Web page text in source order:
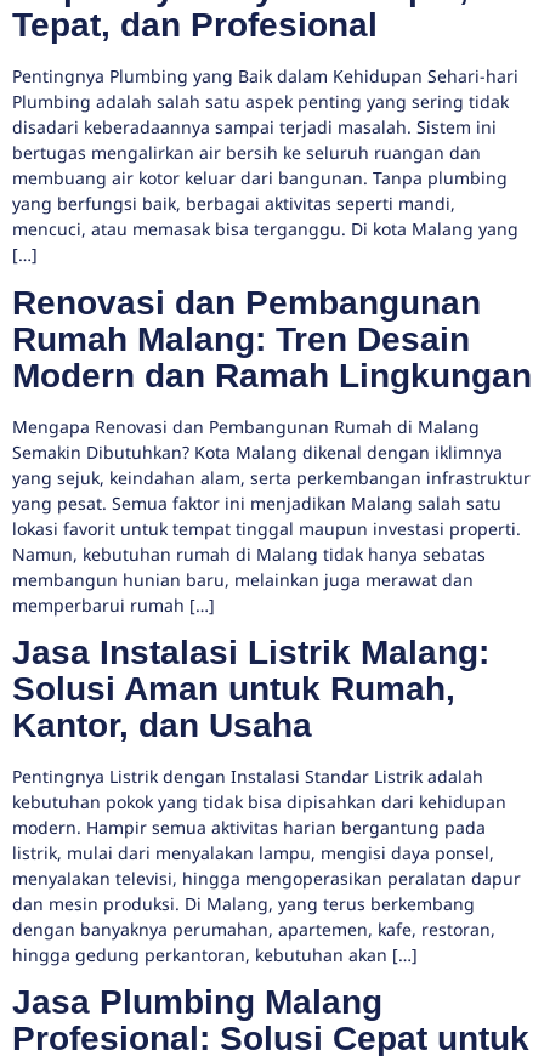
Tepat, dan Profesional
Pentingnya Plumbing yang Baik dalam Kehidupan Sehari-hari
Plumbing adalah salah satu aspek penting yang sering tidak
disadari keberadaannya sampai terjadi masalah. Sistem ini
bertugas mengalirkan air bersih ke seluruh ruangan dan
membuang air kotor keluar dari bangunan. Tanpa plumbing
yang berfungsi baik, berbagai aktivitas seperti mandi,
mencuci, atau memasak bisa terganggu. Di kota Malang yang
[…]
Renovasi dan Pembangunan
Rumah Malang: Tren Desain
Modern dan Ramah Lingkungan
Mengapa Renovasi dan Pembangunan Rumah di Malang
Semakin Dibutuhkan? Kota Malang dikenal dengan iklimnya
yang sejuk, keindahan alam, serta perkembangan infrastruktur
yang pesat. Semua faktor ini menjadikan Malang salah satu
lokasi favorit untuk tempat tinggal maupun investasi properti.
Namun, kebutuhan rumah di Malang tidak hanya sebatas
membangun hunian baru, melainkan juga merawat dan
memperbarui rumah […]
Jasa Instalasi Listrik Malang:
Solusi Aman untuk Rumah,
Kantor, dan Usaha
Pentingnya Listrik dengan Instalasi Standar Listrik adalah
kebutuhan pokok yang tidak bisa dipisahkan dari kehidupan
modern. Hampir semua aktivitas harian bergantung pada
listrik, mulai dari menyalakan lampu, mengisi daya ponsel,
menyalakan televisi, hingga mengoperasikan peralatan dapur
dan mesin produksi. Di Malang, yang terus berkembang
dengan banyaknya perumahan, apartemen, kafe, restoran,
hingga gedung perkantoran, kebutuhan akan […]
Jasa Plumbing Malang
Profesional: Solusi Cepat untuk